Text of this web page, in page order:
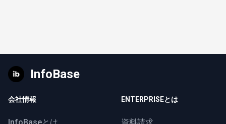
InfoBase
会社情報 ENTERPRISEとは